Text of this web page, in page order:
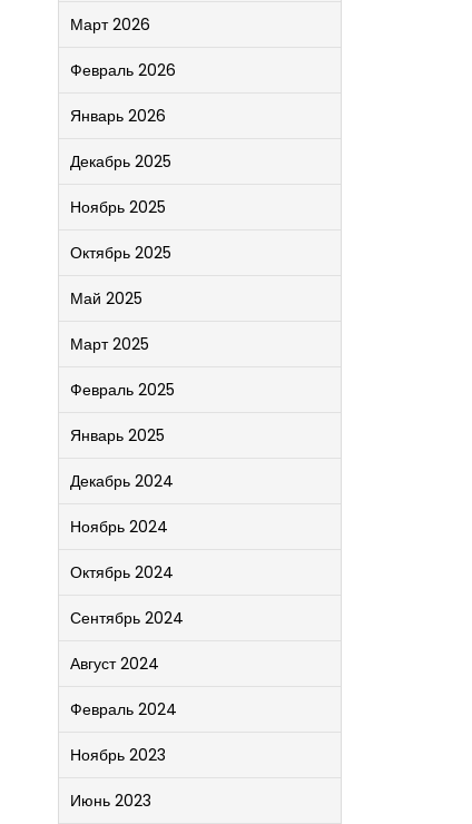
Март 2026
Февраль 2026
Январь 2026
Декабрь 2025
Ноябрь 2025
Октябрь 2025
Май 2025
Март 2025
Февраль 2025
Январь 2025
Декабрь 2024
Ноябрь 2024
Октябрь 2024
Сентябрь 2024
Август 2024
Февраль 2024
Ноябрь 2023
Июнь 2023